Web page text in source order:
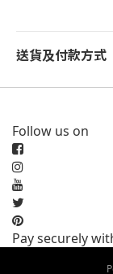
送貨及付款方式
Follow us on
Pay securely